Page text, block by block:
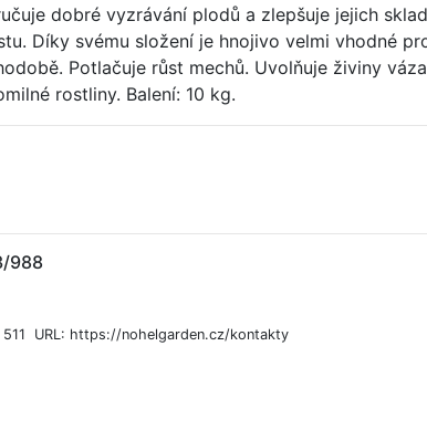
dobré vyzrávání plodů a zlepšuje jejich
Díky svému složení je hnojivo velmi vhodné
Potlačuje růst mechů. Uvolňuje živiny
rostliny. Balení: 10 kg.
988
URL: https://nohelgarden.cz/kontakty